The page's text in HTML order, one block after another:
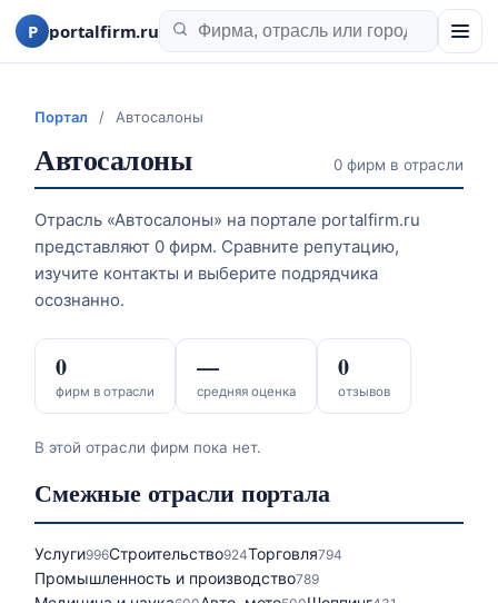
P portalfirm.ru
Портал / Автосалоны
Автосалоны 0 фирм в отрасли
Отрасль «Автосалоны» на портале portalfirm.ru
представляют 0 фирм. Сравните репутацию,
изучите контакты и выберите подрядчика
осознанно.
фирм в отрасли
0
средняя оценка
—
отзывов
0
В этой отрасли фирм пока нет.
Смежные отрасли портала
Услуги996Строительство924Торговля794
Промышленность и производство789